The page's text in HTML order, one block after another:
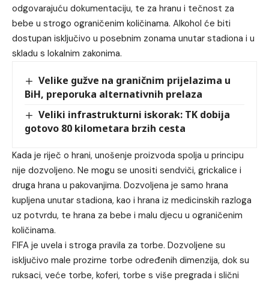
odgovarajuću dokumentaciju, te za hranu i tečnost za
bebe u strogo ograničenim količinama. Alkohol će biti
dostupan isključivo u posebnim zonama unutar stadiona i u
skladu s lokalnim zakonima.
Velike gužve na graničnim prijelazima u
BiH, preporuka alternativnih prelaza
Veliki infrastrukturni iskorak: TK dobija
gotovo 80 kilometara brzih cesta
Kada je riječ o hrani, unošenje proizvoda spolja u principu
nije dozvoljeno. Ne mogu se unositi sendviči, grickalice i
druga hrana u pakovanjima. Dozvoljena je samo hrana
kupljena unutar stadiona, kao i hrana iz medicinskih razloga
uz potvrdu, te hrana za bebe i malu djecu u ograničenim
količinama.
FIFA je uvela i stroga pravila za torbe. Dozvoljene su
isključivo male prozirne torbe određenih dimenzija, dok su
ruksaci, veće torbe, koferi, torbe s više pregrada i slični